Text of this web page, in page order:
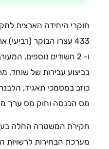
חוקרי היחידה הארצית
433 עצרו הבוקר
ו- 2 חשודים נוספים,
בביצוע עבירות של שוחד,
כוזב במסמכי תאגיד,
מס הכנסה וחוק מס ערך
חקירת המשטרה החלה
מערכת הבחירות לרשויות